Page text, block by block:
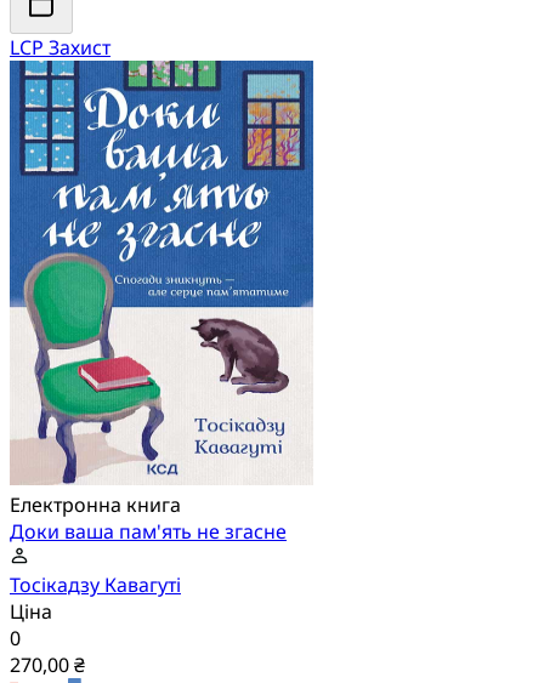
LCP Захист
Електронна книга
Доки ваша пам'ять не згасне
Тосікадзу Кавагуті
Ціна
0
270,00 ₴